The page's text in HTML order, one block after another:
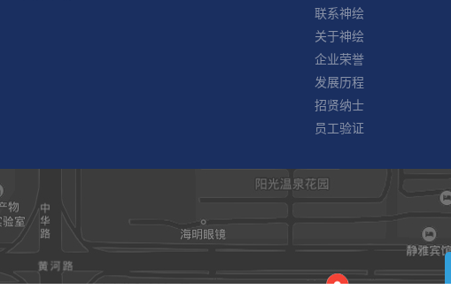
发展历程
招贤纳士
员工验证